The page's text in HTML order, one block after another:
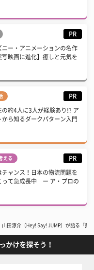
PR
ニー・アニメーションの名作
写映画に進化】癒しと元気を
PR
の約4人に3人が経験あり!? ア
から知るダークパターン入門
える PR
チャンス！日本の物流問題を
って急成長中 ー ア・プロの
山田涼介（Hey! Say! JUMP）が語る「美
かけを探そう！